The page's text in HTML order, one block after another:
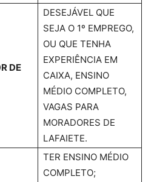
DE
DESEJÁVEL QUE
SEJA O 1º EMPREGO,
OU QUE TENHA
EXPERIÊNCIA EM
CAIXA, ENSINO
MÉDIO COMPLETO,
VAGAS PARA
MORADORES DE
LAFAIETE.
TER ENSINO MÉDIO
COMPLETO;